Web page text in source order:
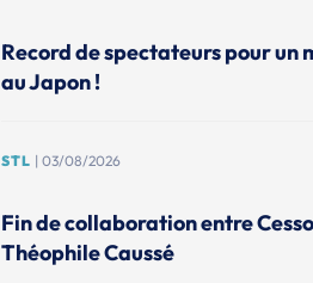
Record de spectateurs pour un
au Japon !
STL | 03/08/2026
Fin de collaboration entre
Théophile Caussé